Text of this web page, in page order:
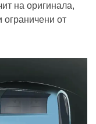
на оригинала,
ограничени от